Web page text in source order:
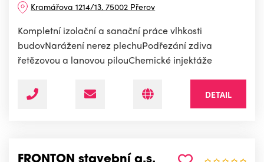
Kramářova 1214/13, 75002 Přerov
Kompletní izolační a sanační práce vlhkosti
budovNarážení nerez plechuPodřezání zdiva
řetězovou a lanovou pilouChemické injektáže
DETAIL